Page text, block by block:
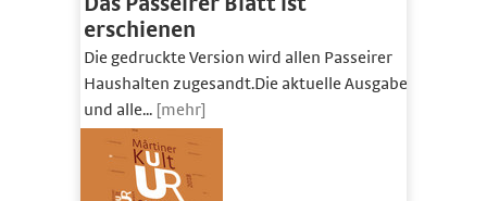
erschienen
Die gedruckte Version wird allen Passeirer
Haushalten zugesandt.Die aktuelle Ausgabe
und alle... [mehr]